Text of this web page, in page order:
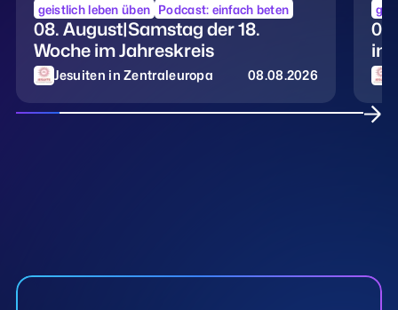
geistlich leben üben Podcast: einfach beten
08. August|Samstag der 18.
Woche im Jahreskreis
Jesuiten in Zentraleuropa 08.08.2026
im